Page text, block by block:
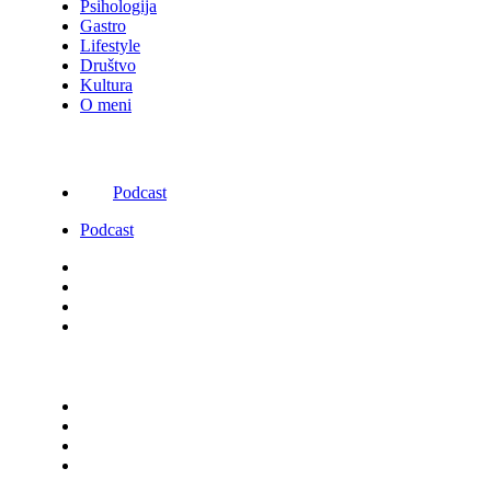
Psihologija
Gastro
Lifestyle
Društvo
Kultura
O meni
Podcast
Podcast